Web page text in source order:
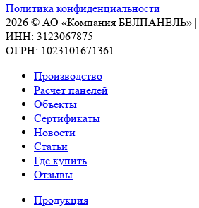
Политика конфиденциальности
2026 © АО «Компания БЕЛПАНЕЛЬ» |
ИНН: 3123067875
ОГРН: 1023101671361
Производство
Расчет панелей
Объекты
Сертификаты
Новости
Статьи
Где купить
Отзывы
Продукция